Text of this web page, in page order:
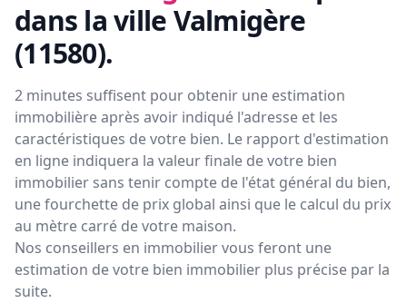
dans la ville Valmigère
(11580).
2 minutes suffisent pour obtenir une estimation
immobilière après avoir indiqué l'adresse et les
caractéristiques de votre bien. Le rapport d'estimation
en ligne indiquera la valeur finale de votre bien
immobilier sans tenir compte de l'état général du bien,
une fourchette de prix global ainsi que le calcul du prix
au mètre carré de votre maison.
Nos conseillers en immobilier vous feront une
estimation de votre bien immobilier plus précise par la
suite.